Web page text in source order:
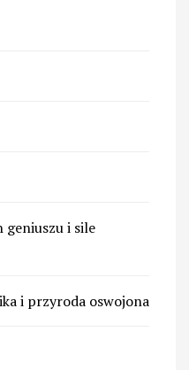
geniuszu i sile
i przyroda oswojona